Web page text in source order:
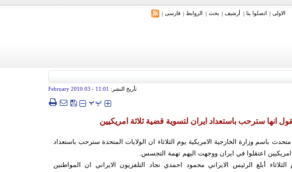
الاولی | اتصلوا بنا | أرشیف | بحث | الروابط | فارسی |
أمريكا وإسرائيل والسعودية إذا تجاوزت خطوط طهران الحمراء
تأريخ النشر: 11:01
- 03 February 2010
‍‍‍ پپ
انها سترحب باستعداد ايران لتسوية قضية ثلاثة امريكيين
باسم وزارة الخارجية الامريكية يوم الثلاثاء ان الولايات المتحدة سترحب باستعداد
اعتقلوا في ايران ووجهت اليهم تهمة التجسس.
أبلغ الرئيس الايراني محمود احمدي نجاد التلفزيون الايراني ان المواطنين